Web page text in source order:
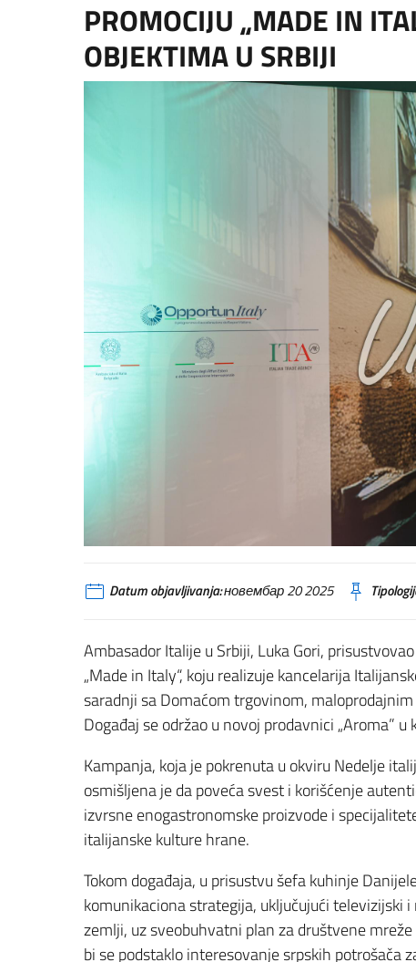
PROMOCIJU „MADE IN
OBJEKTIMA U SRBIJI
Datum objavljivanja:новембар 20 2025
Ambasador Italije u Srbiji, Luka Gori,
„Made in Italy“, koju realizuje kancelarija
saradnji sa Domaćom trgovinom,
Događaj se održao u novoj prodavnici „Aroma”
Kampanja, koja je pokrenuta u okviru Nedelje
osmišljena je da poveća svest i korišćenje
izvrsne enogastronomske proizvode i
italijanske kulture hrane.
Tokom događaja, u prisustvu šefa kuhinje
komunikaciona strategija, uključujući televizijski
zemlji, uz sveobuhvatni plan za društvene
bi se podstaklo interesovanje srpskih potrošača